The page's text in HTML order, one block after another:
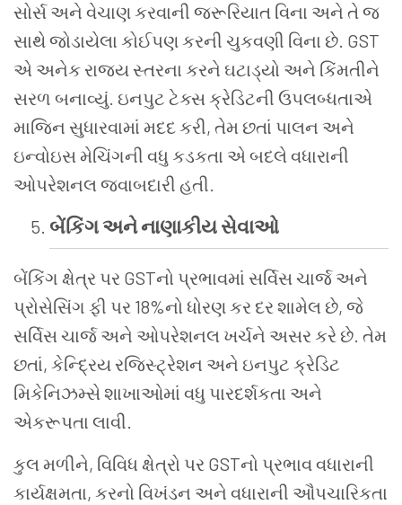
સોર્સ અને વેચાણ કરવાની જરૂરિયાત વિના અને તે જ
સાથે જોડાયેલા કોઈપણ કરની ચુકવણી વિના છે. GST
એ અનેક રાજ્ય સ્તરના કરને ઘટાડ્યો અને કિંમતીને
સરળ બનાવ્યું. ઇનપુટ ટેક્સ ક્રેડિટની ઉપલબ્ધતાએ
માજિન સુધારવામાં મદદ કરી, તેમ છતાં પાલન અને
ઇન્વોઇસ મેચિંગની વધુ કડકતા એ બદલે વધારાની
ઓપરેશનલ જવાબદારી હતી.
બેંકિંગ અને નાણાકીય સેવાઓ
બેંકિંગ ક્ષેત્ર પર GSTનો પ્રભાવમાં સર્વિસ ચાર્જ અને
પ્રોસેસિંગ ફી પર 18%નો ધોરણ કર દર શામેલ છે, જે
સર્વિસ ચાર્જ અને ઓપરેશનલ ખર્ચને અસર કરે છે. તેમ
છતાં, કેન્દ્રિય રજિસ્ટ્રેશન અને ઇનપુટ ક્રેડિટ
મિકેનિઝમ્સે શાખાઓમાં વધુ પારદર્શકતા અને
એકરૂપતા લાવી.
કુલ મળીને, વિવિધ ક્ષેત્રો પર GSTનો પ્રભાવ વધારાની
કાર્યક્ષમતા, કરનો વિખંડન અને વધારાની ઔપચારિકતા